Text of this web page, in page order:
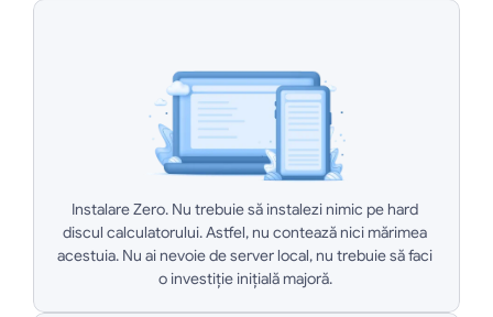
Instalare Zero. Nu trebuie să instalezi nimic pe hard
discul calculatorului. Astfel, nu contează nici mărimea
acestuia. Nu ai nevoie de server local, nu trebuie să faci
o investiție inițială majoră.